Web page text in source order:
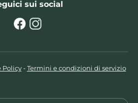
sui social
Policy -Termini e condizioni di servizio